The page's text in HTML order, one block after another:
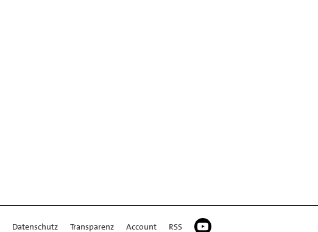
Datenschutz Transparenz Account RSS